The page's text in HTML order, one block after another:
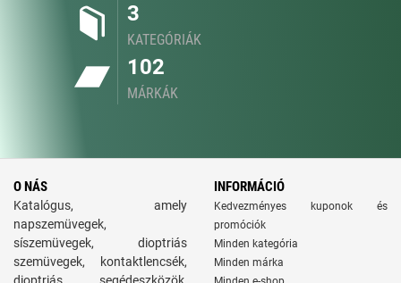
3
KATEGÓRIÁK
102
MÁRKÁK
O NÁS
Katalógus, amely
napszemüvegek,
síszemüvegek, dioptriás
szemüvegek, kontaktlencsék,
INFORMÁCIÓ
Kedvezményes kuponok és
promóciók
Minden kategória
Minden márka